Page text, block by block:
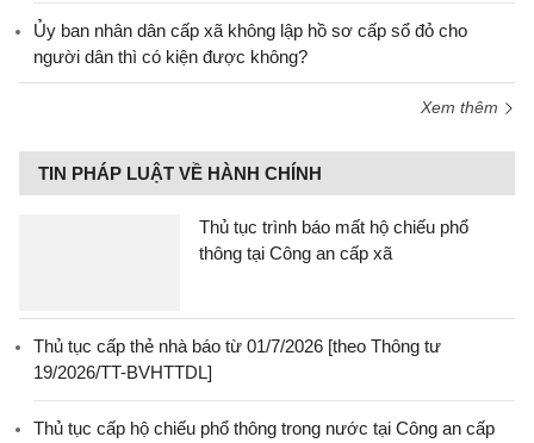
Ủy ban nhân dân cấp xã không lập hồ sơ cấp sổ đỏ cho
người dân thì có kiện được không?
Xem thêm
TIN PHÁP LUẬT VỀ HÀNH CHÍNH
Thủ tục trình báo mất hộ chiếu phổ
thông tại Công an cấp xã
Thủ tục cấp thẻ nhà báo từ 01/7/2026 [theo Thông tư
19/2026/TT-BVHTTDL]
Thủ tục cấp hộ chiếu phổ thông trong nước tại Công an cấp